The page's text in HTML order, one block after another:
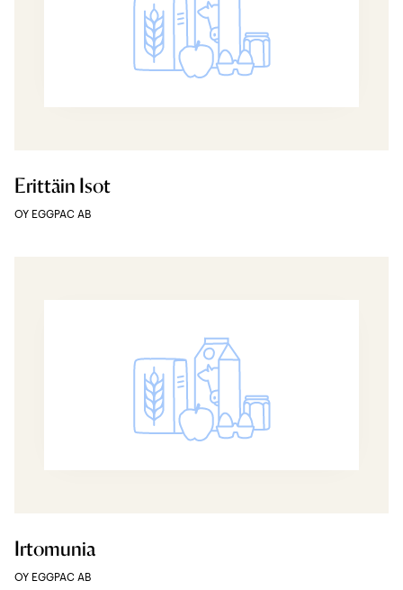
Erittäin Isot
OY EGGPAC AB
Irtomunia
OY EGGPAC AB